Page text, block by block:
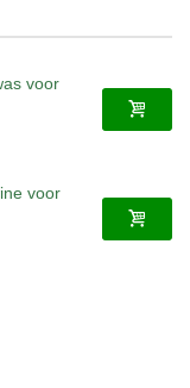
voor
voor